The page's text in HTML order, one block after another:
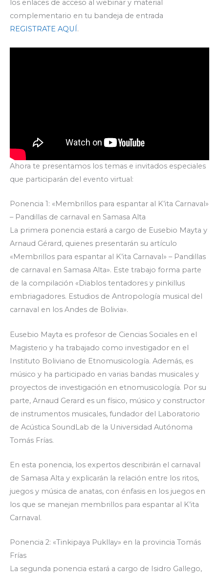
los enlaces de acceso al webinar y material
complementario en tu bandeja de entrada
REGISTRATE AQUÍ.
Ahora te presentamos los temas e invitados especiales
que participarán del evento virtual:
Ponencia 1: «Membrillos para espantar al K’ita Carnaval»
– Pandillas de carnaval en Samasa Alta
La primera ponencia estará a cargo de Eusebio Mayta y
Arnaud Gérard, quienes presentarán su artículo
«Membrillos para espantar al K’ita Carnaval» – Pandillas
de carnaval en Samasa Alta». Este trabajo forma parte
de la compilación «Diablos tentadores y pinkillus
embriagadores. Estudios de Antropología musical del
carnaval en los Andes de Bolivia».
Eusebio Mayta es profesor de Ciencias Sociales en el
Magisterio y ha trabajado como investigador en el
Instituto Boliviano de Etnomusicología. Además, es
músico y ha participado en varias bandas musicales y
proyectos de investigación en etnomusicología. Por su
parte, Arnaud Gerard es un físico, músico y constructor
de instrumentos musicales, fundador del Laboratorio
de Acústica SoundLab de la Universidad Autónoma
Tomás Frías.
En esta ponencia, los expertos describirán el carnaval
de Samasa Alta y explicarán la relación entre los ritos,
juegos y música de anatas, con énfasis en los juegos en
los que se manejan membrillos para espantar al K’ita
Carnaval.
Ponencia 2: «Tinkipaya Pukllay» en la provincia Tomás
Frías
La segunda ponencia estará a cargo de Isidro Gallego,